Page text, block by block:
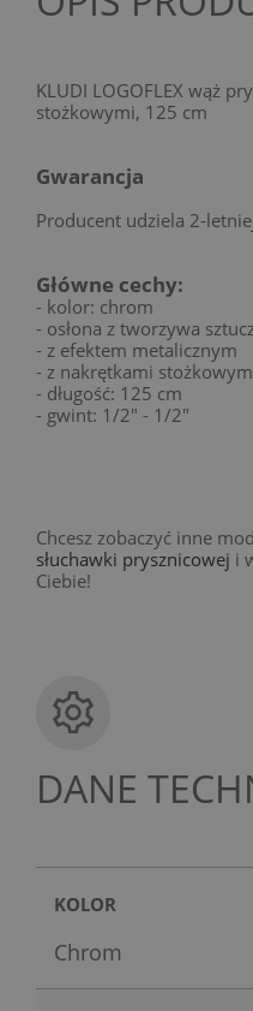
KLUDI LOGOFLEX wąż
stożkowymi, 125 cm
Gwarancja
Producent udziela 2-
Główne cechy:
- kolor: chrom
- osłona z tworzywa
- z efektem metalicznym
- z nakrętkami
- długość: 125 cm
- gwint: 1/2" - 1/2"
Chcesz zobaczyć inne
słuchawki prysznicowej i
Ciebie!
DANE
KOLOR
Chrom